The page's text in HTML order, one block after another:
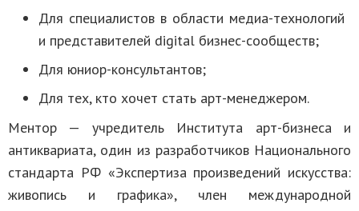
Для специалистов в области медиа-технологий
и представителей digital бизнес-сообществ;
Для юниор-консультантов;
Для тех, кто хочет стать арт-менеджером.
Ментор — учредитель Института арт-бизнеса и
антиквариата, один из разработчиков Национального
стандарта РФ «Экспертиза произведений искусства:
живопись и графика», член международной